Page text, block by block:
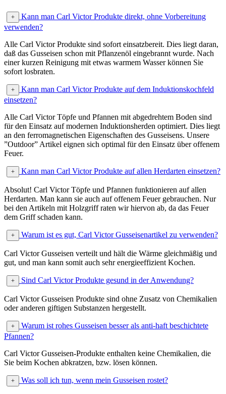
Kann man Carl Victor Produkte direkt, ohne Vorbereitung
verwenden?
Alle Carl Victor Produkte sind sofort einsatzbereit. Dies liegt daran,
daß das Gusseisen schon mit Pflanzenöl eingebrannt wurde. Nach
einer kurzen Reinigung mit etwas warmem Wasser können Sie
sofort losbraten.
Kann man Carl Victor Produkte auf dem Induktionskochfeld
einsetzen?
Alle Carl Victor Töpfe und Pfannen mit abgedrehtem Boden sind
für den Einsatz auf modernen Induktionsherden optimiert. Dies liegt
an den ferromagnetischen Eigenschaften des Gusseisens. Unsere
”Outdoor” Artikel eignen sich optimal für den Einsatz über offenem
Feuer.
Kann man Carl Victor Produkte auf allen Herdarten einsetzen?
Absolut! Carl Victor Töpfe und Pfannen funktionieren auf allen
Herdarten. Man kann sie auch auf offenem Feuer gebrauchen. Nur
bei den Artikeln mit Holzgriff raten wir hiervon ab, da das Feuer
dem Griff schaden kann.
Warum ist es gut, Carl Victor Gusseisenartikel zu verwenden?
Carl Victor Gusseisen verteilt und hält die Wärme gleichmäßig und
gut, und man kann somit auch sehr energieeffizient Kochen.
Sind Carl Victor Produkte gesund in der Anwendung?
Carl Victor Gusseisen Produkte sind ohne Zusatz von Chemikalien
oder anderen giftigen Substanzen hergestellt.
Warum ist rohes Gusseisen besser als anti-haft beschichtete
Pfannen?
Carl Victor Gusseisen-Produkte enthalten keine Chemikalien, die
Sie beim Kochen abkratzen, bzw. lösen können.
Was soll ich tun, wenn mein Gusseisen rostet?